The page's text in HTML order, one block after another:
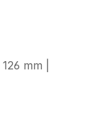
126 mm |